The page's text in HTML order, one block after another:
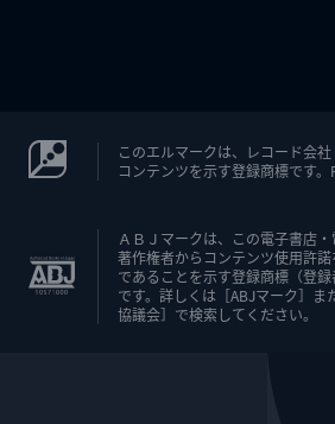
このエルマークは、レコード会
コンテンツを示す登録商標です
ＡＢＪマークは、この電子書店・
著作権者からコンテンツ使用許
であることを示す登録商標（登録
です。詳しくは［ABJマーク］ま
協議会］で検索してください。